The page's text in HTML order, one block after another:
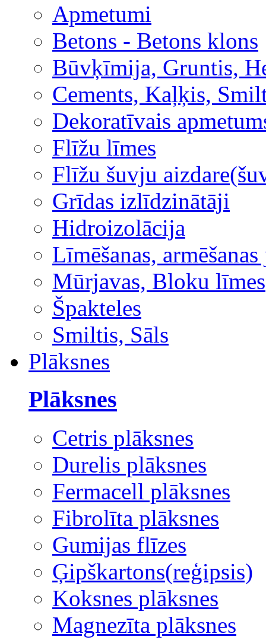
Apmetumi
Betons - Betons klons
Būvķīmija, Gruntis,
Cements, Kaļķis,
Dekoratīvais
Flīžu līmes
Flīžu šuvju
Grīdas izlīdzinātāji
Hidroizolācija
Līmēšanas, armēšanas
Mūrjavas, Bloku līmes
Špakteles
Smiltis, Sāls
Plāksnes
Plāksnes
Cetris plāksnes
Durelis plāksnes
Fermacell plāksnes
Fibrolīta plāksnes
Gumijas flīzes
Ģipškartons(reģipsis)
Koksnes plāksnes
Magnezīta plāksnes